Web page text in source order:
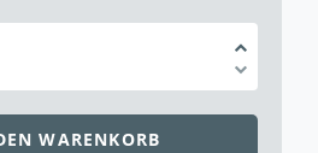
WARENKORB